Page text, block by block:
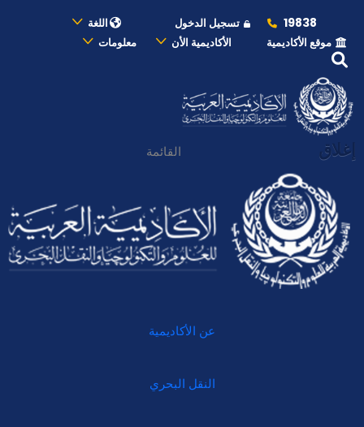
19838 تسجيل الدخول
اللغة
موقع الأكاديمية
الأكاديمية الأن معلومات
إغلاق القائمة
عن الأكاديمية
النقل البحري